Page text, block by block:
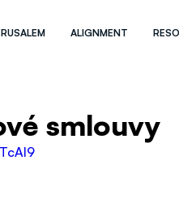
ALIGNMENT
smlouvy